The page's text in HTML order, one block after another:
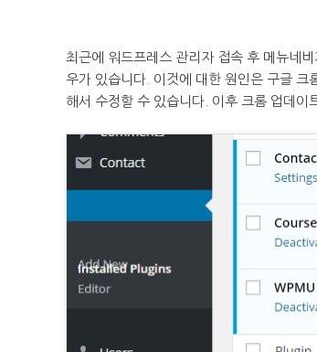
최근에 워드프레스 관리자 접속 후 메뉴네
우가 있습니다. 이것에 대한 원인은 구글 크
해서 수정할 수 있습니다. 이후 크롬 업데이